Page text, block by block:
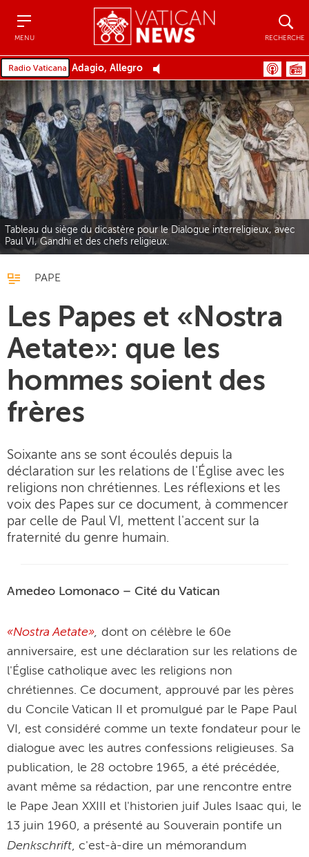
MENU RECHERCHE
Adagio, Allegro
Tableau du siège du dicastère pour le Dialogue interreligieux, avec
Paul VI, Gandhi et des chefs religieux.
PAPE
Les Papes et «Nostra
Aetate»: que les
hommes soient des
frères
Soixante ans se sont écoulés depuis la
déclaration sur les relations de l'Église avec les
religions non chrétiennes. Les réflexions et les
voix des Papes sur ce document, à commencer
par celle de Paul VI, mettent l'accent sur la
fraternité du genre humain.
Amedeo Lomonaco – Cité du Vatican
«Nostra Aetate», dont on célèbre le 60e
anniversaire, est une déclaration sur les relations de
l'Église catholique avec les religions non
chrétiennes. Ce document, approuvé par les pères
du Concile Vatican II et promulgué par le Pape Paul
VI, est considéré comme un texte fondateur pour le
dialogue avec les autres confessions religieuses. Sa
publication, le 28 octobre 1965, a été précédée,
avant même sa rédaction, par une rencontre entre
le Pape Jean XXIII et l'historien juif Jules Isaac qui, le
13 juin 1960, a présenté au Souverain pontife un
Denkschrift, c'est-à-dire un mémorandum